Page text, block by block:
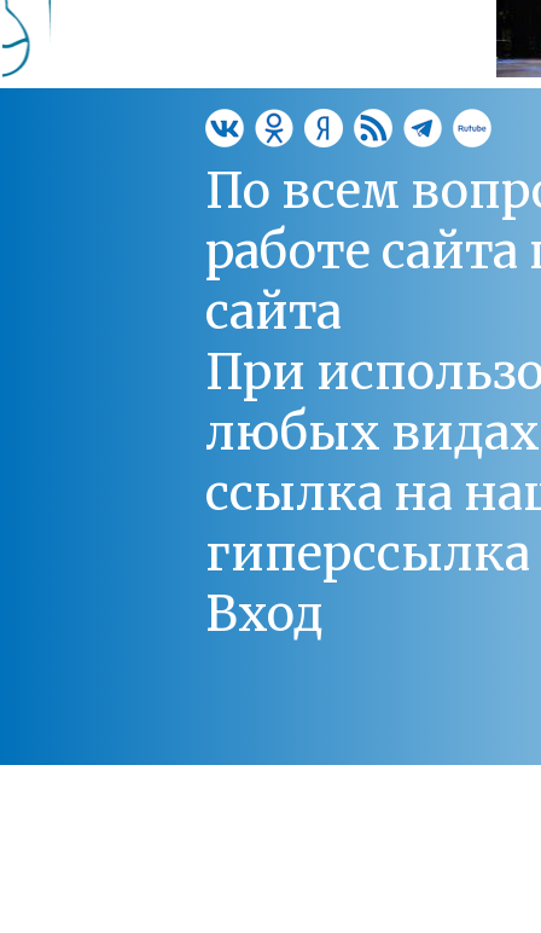
По всем
работе
сайта
При
любых
ссылка на
Вход